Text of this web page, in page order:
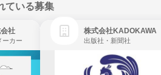
ている募集
社
ーカー
株式会社KADOKAWA
出版社・新聞社